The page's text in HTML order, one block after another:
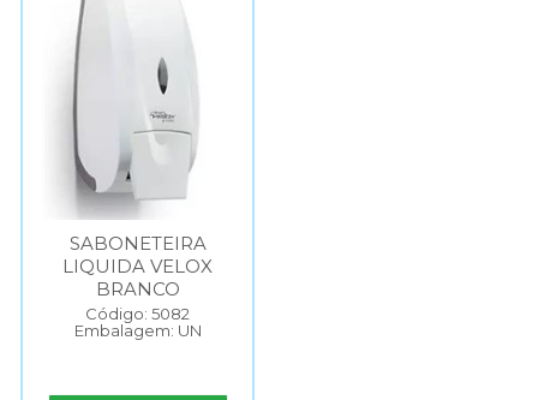
SABONETEIRA
LIQUIDA VELOX
BRANCO
Código: 5082
Embalagem: UN